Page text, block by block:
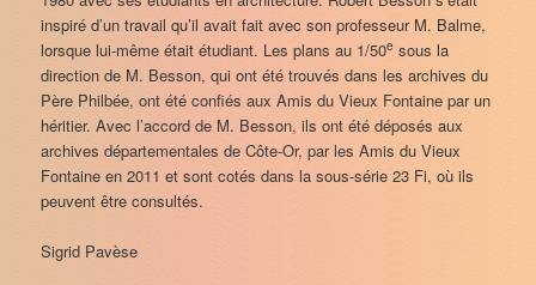
inspiré d’un travail qu’il avait fait avec son professeur M. Balme,
lorsque lui-même était étudiant. Les plans au 1/50e sous la
direction de M. Besson, qui ont été trouvés dans les archives du
Père Philbée, ont été confiés aux Amis du Vieux Fontaine par un
héritier. Avec l’accord de M. Besson, ils ont été déposés aux
archives départementales de Côte-Or, par les Amis du Vieux
Fontaine en 2011 et sont cotés dans la sous-série 23 Fi, où ils
peuvent être consultés.
Sigrid Pavèse